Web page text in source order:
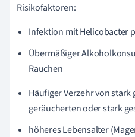
Risikofaktoren:
Infektion mit Helicobacter
Übermäßiger
Rauchen
Häufiger Verzehr von
geräucherten oder stark
höheres Lebensalter